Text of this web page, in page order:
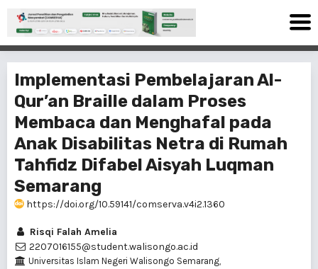
Implementasi Pembelajaran Al-
Qur’an Braille dalam Proses
Membaca dan Menghafal pada
Anak Disabilitas Netra di Rumah
Tahfidz Difabel Aisyah Luqman
Semarang
https://doi.org/10.59141/comserva.v4i2.1360
Risqi Falah Amelia
2207016155@student.walisongo.ac.id
Universitas Islam Negeri Walisongo Semarang,